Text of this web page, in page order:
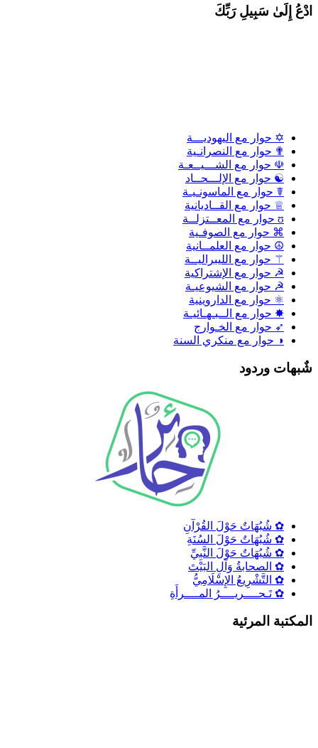
إِلَىٰ سَبِيلِ رَبِّكَ
✡ حوار مع اليهوديـــة
✟ حوار مع النصرانـية
☫ حوار مع الشـــيــعـة
☯ حوار مع الإلـــحــاد
☤ حوار مع الماسونـيـة
♕ حوار مع القــاديانية
ʊ حوار مع المعــتزلــة
⌘ حوار مع الصوفـية
☮ حوار مع العلمــانية
⚚ حوار مع الليبراليــة
☭ حوار مع الإشتراكية
☭ حوار مع الشيوعيـة
⚛ حوار مع الداروينية
✸ حوار مع الــبـهـائيـة
➶ حوار مع الخـوارج
◑ حوار مع منكري السنة
وردود
✿ شُبُهَاتٌ حَوْلَ القُرْآنِ
✿ شُبُهَاتٌ حَوْلَ السُنَةِ
✿ شُبُهَاتٌ حَوْلَ النَّبِيِّ
✿ الصحابةُ وَآلِ البَيْتَ
✿ التَّشْرِيعُ الإِسْلَامِيُّ
✿ تَـحــــريــــرُ المــــرأَةِ
المرئية